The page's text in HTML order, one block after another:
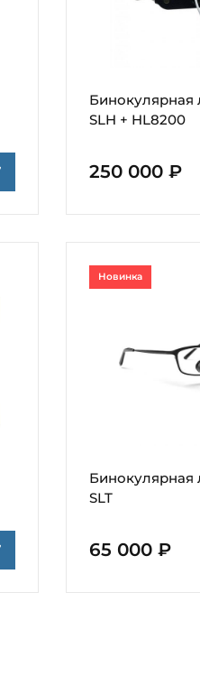
Бинокулярная
SLH + HL8200
250 000 ₽
Бинокулярная
SLT
65 000 ₽
Новинка